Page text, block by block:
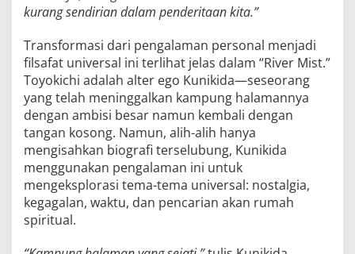
kurang sendirian dalam penderitaan kita.”
Transformasi dari pengalaman personal menjadi
filsafat universal ini terlihat jelas dalam “River Mist.”
Toyokichi adalah alter ego Kunikida—seseorang
yang telah meninggalkan kampung halamannya
dengan ambisi besar namun kembali dengan
tangan kosong. Namun, alih-alih hanya
mengisahkan biografi terselubung, Kunikida
menggunakan pengalaman ini untuk
mengeksplorasi tema-tema universal: nostalgia,
kegagalan, waktu, dan pencarian akan rumah
spiritual.